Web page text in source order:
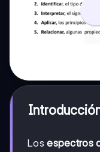
Losespectros